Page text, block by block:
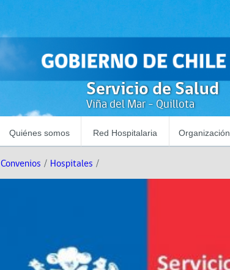
Servicio de Salud
Viña del Mar - Quillota
Quiénes somos Red Hospitalaria Organización
Convenios / Hospitales /